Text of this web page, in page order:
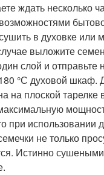
ждать несколько
в духовке или
выложите
слой и отправьте
°С духовой шкаф.
на плоской тарелке
при использовании
не только
Истинно